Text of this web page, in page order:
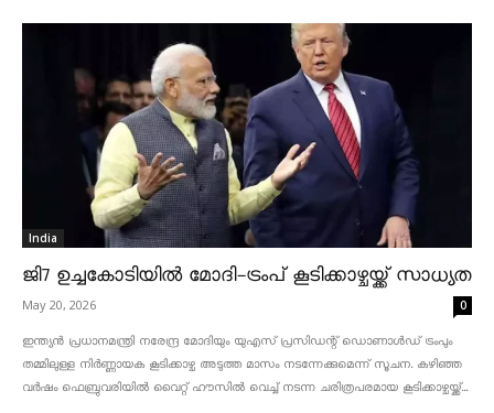
India
ജി7 ഉച്ചകോടിയിൽ മോദി-ട്രംപ് കൂടിക്കാഴ്ചയ്ക്ക് സാധ്യത
May 20, 2026 0
ഇന്ത്യൻ പ്രധാനമന്ത്രി നരേന്ദ്ര മോദിയും യുഎസ് പ്രസിഡന്റ് ഡൊണാൾഡ് ട്രംപും
തമ്മിലുള്ള നിർണ്ണായക കൂടിക്കാഴ്ച അടുത്ത മാസം നടന്നേക്കുമെന്ന് സൂചന. കഴിഞ്ഞ
വർഷം ഫെബ്രുവരിയിൽ വൈറ്റ് ഹൗസിൽ വെച്ച് നടന്ന ചരിത്രപരമായ കൂടിക്കാഴ്ചയ്ക്ക്...